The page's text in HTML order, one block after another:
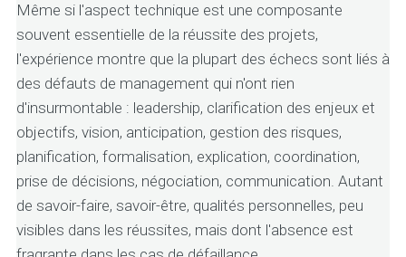
Même si l'aspect technique est une composante
souvent essentielle de la réussite des projets,
l'expérience montre que la plupart des échecs sont liés à
des défauts de management qui n'ont rien
d'insurmontable : leadership, clarification des enjeux et
objectifs, vision, anticipation, gestion des risques,
planification, formalisation, explication, coordination,
prise de décisions, négociation, communication. Autant
de savoir-faire, savoir-être, qualités personnelles, peu
visibles dans les réussites, mais dont l'absence est